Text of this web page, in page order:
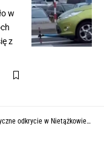
w
z
w Nietążkowie. Odkryto ciało starszej kobiety